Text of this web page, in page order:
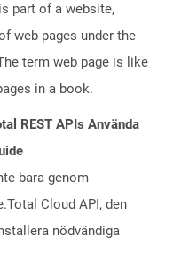
part of a website,
web pages under the
term web page is like
in a book.
REST APIs Använda
bara genom
Cloud API, den
nödvändiga